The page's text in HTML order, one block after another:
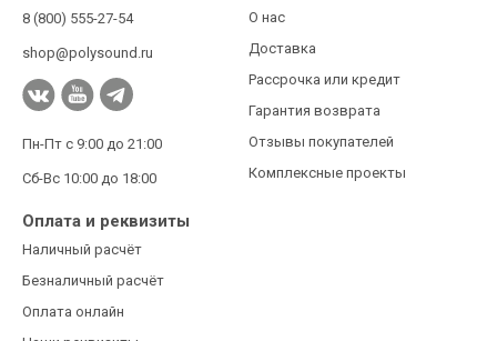
8 (800) 555-27-54
shop@polysound.ru
Пн-Пт с 9:00 до 21:00
Сб-Вс 10:00 до 18:00
О нас
Доставка
Рассрочка или кредит
Гарантия возврата
Отзывы покупателей
Комплексные проекты
Оплата и реквизиты
Наличный расчёт
Безналичный расчёт
Оплата онлайн